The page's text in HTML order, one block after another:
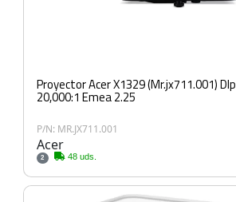
Proyector Acer X1329 (Mr.jx711.001)
20,000:1 Emea 2.25
P/N: MR.JX711.001
Acer
2 48 uds.